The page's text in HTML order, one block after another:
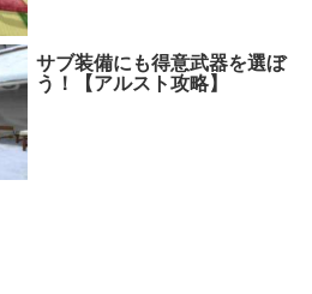
サブ装備にも得意武器を選ぼ
う！【アルスト攻略】